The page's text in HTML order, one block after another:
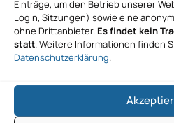
Einträge, um den Betrieb unserer
Login, Sitzungen) sowie eine
ohne Drittanbieter. Es findet kein
statt. Weitere Informationen finden
Datenschutzerklärung.
Nächster
Beitrag
WEITER
GitHub